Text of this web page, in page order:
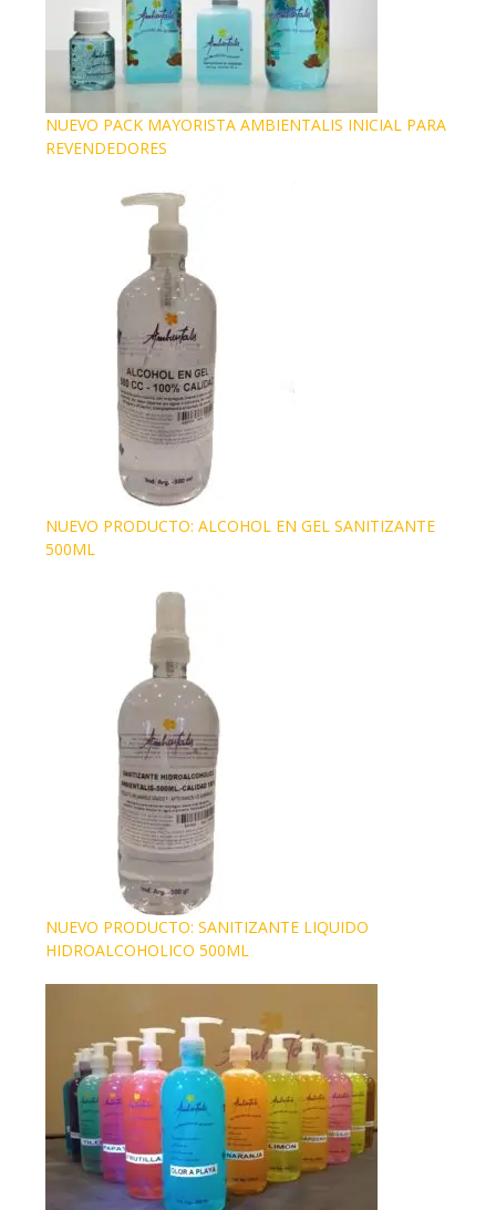
NUEVO PACK MAYORISTA AMBIENTALIS INICIAL PARA
REVENDEDORES
NUEVO PRODUCTO: ALCOHOL EN GEL SANITIZANTE
500ML
NUEVO PRODUCTO: SANITIZANTE LIQUIDO
HIDROALCOHOLICO 500ML